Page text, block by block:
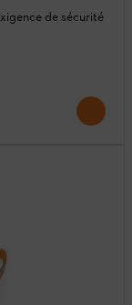
de sécurité